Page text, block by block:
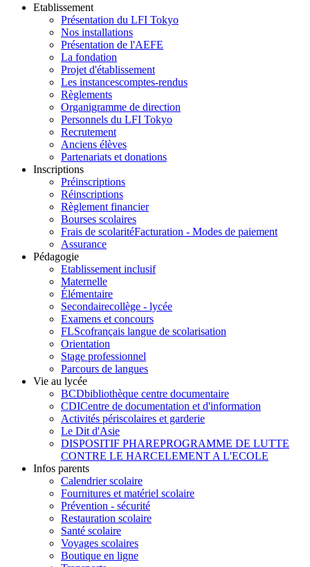
Etablissement
Présentation du LFI Tokyo
Nos installations
Présentation de l'AEFE
La fondation
Projet d'établissement
Les instancescomptes-rendus
Règlements
Organigramme de direction
Personnels du LFI Tokyo
Recrutement
Anciens élèves
Partenariats et donations
Inscriptions
Préinscriptions
Réinscriptions
Règlement financier
Bourses scolaires
Frais de scolaritéFacturation - Modes de paiement
Assurance
Pédagogie
Etablissement inclusif
Maternelle
Élémentaire
Secondairecollège - lycée
Examens et concours
FLScofrançais langue de scolarisation
Orientation
Stage professionnel
Parcours de langues
Vie au lycée
BCDbibliothèque centre documentaire
CDICentre de documentation et d'information
Activités périscolaires et garderie
Le Dit d'Asie
DISPOSITIF PHAREPROGRAMME DE LUTTE
CONTRE LE HARCELEMENT A L'ECOLE
Infos parents
Calendrier scolaire
Fournitures et matériel scolaire
Prévention - sécurité
Restauration scolaire
Santé scolaire
Voyages scolaires
Boutique en ligne